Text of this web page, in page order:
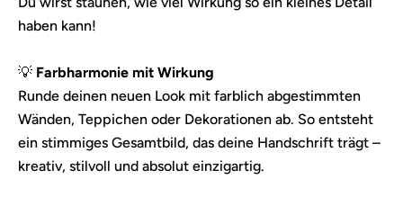
haben kann!
💡 Farbharmonie mit Wirkung
Runde deinen neuen Look mit farblich abgestimmten
Wänden, Teppichen oder Dekorationen ab. So entsteht
ein stimmiges Gesamtbild, das deine Handschrift trägt –
kreativ, stilvoll und absolut einzigartig.